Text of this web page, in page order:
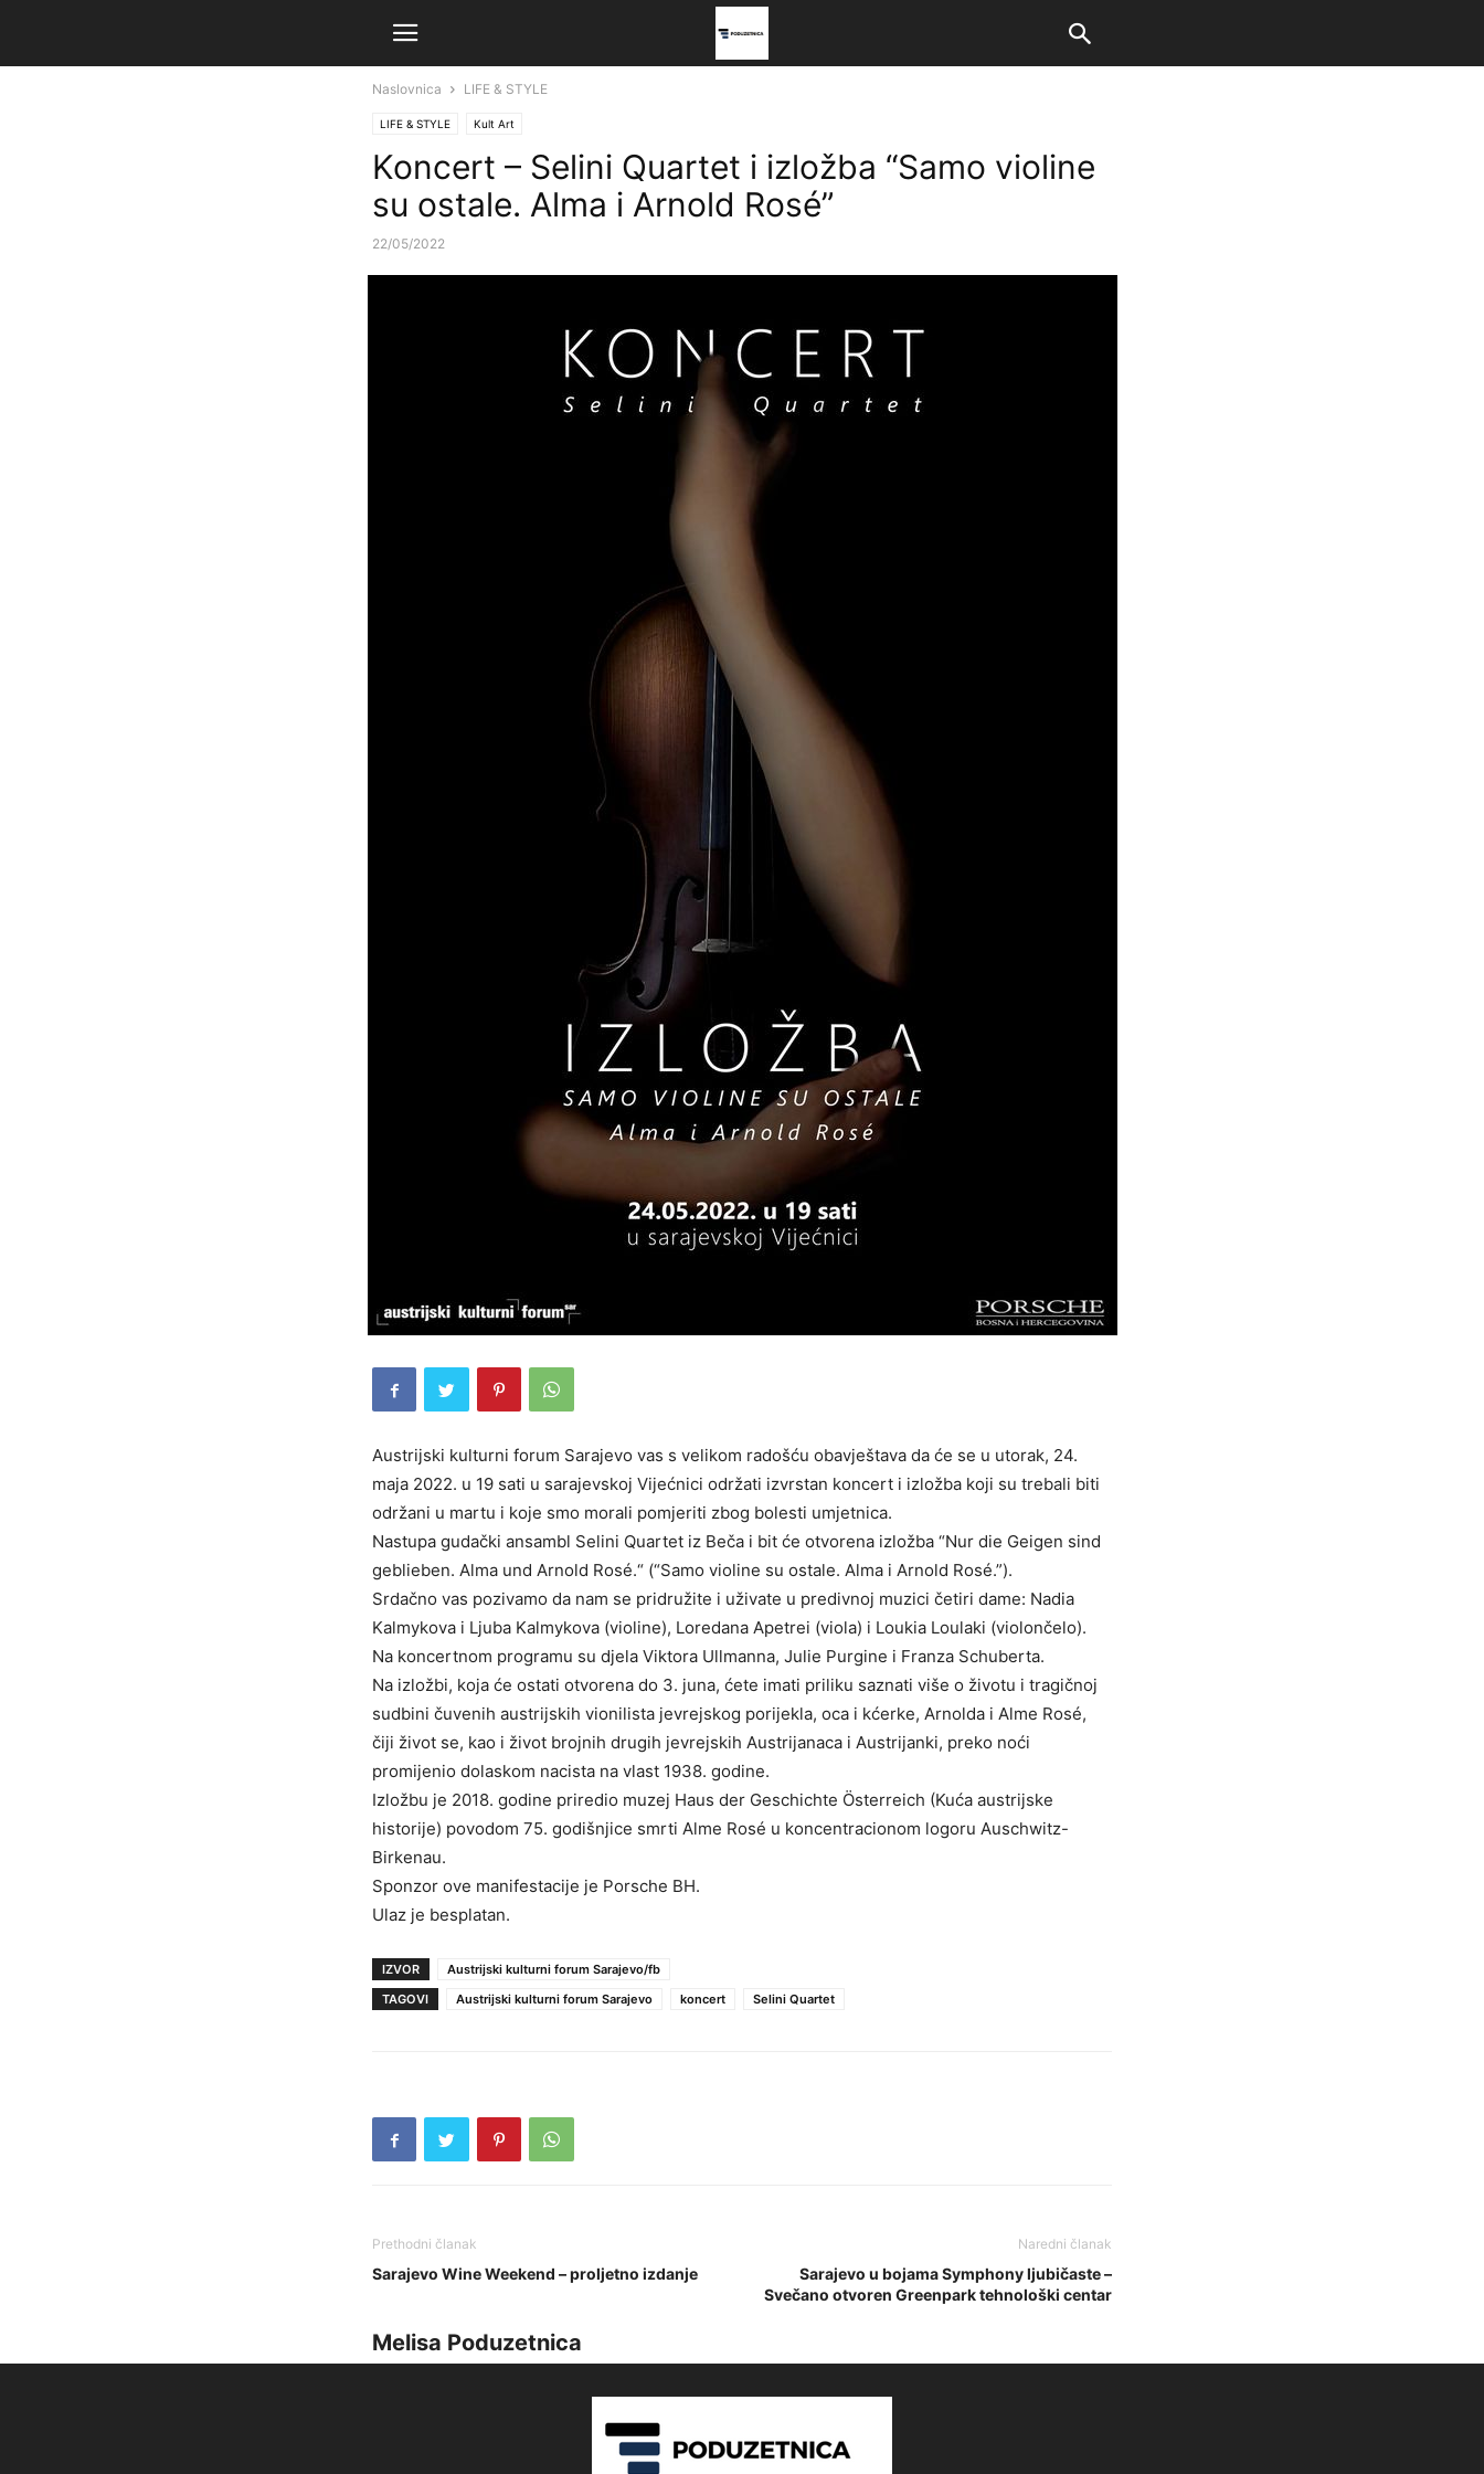
Naslovnica LIFE & STYLE
LIFE & STYLE Kult Art
Koncert – Selini Quartet i izložba “Samo violine
su ostale. Alma i Arnold Rosé”
22/05/2022
Austrijski kulturni forum Sarajevo vas s velikom radošću obavještava da će se u utorak, 24.
maja 2022. u 19 sati u sarajevskoj Vijećnici održati izvrstan koncert i izložba koji su trebali biti
održani u martu i koje smo morali pomjeriti zbog bolesti umjetnica.
Nastupa gudački ansambl Selini Quartet iz Beča i bit će otvorena izložba “Nur die Geigen sind
geblieben. Alma und Arnold Rosé.“ (“Samo violine su ostale. Alma i Arnold Rosé.”).
Srdačno vas pozivamo da nam se pridružite i uživate u predivnoj muzici četiri dame: Nadia
Kalmykova i Ljuba Kalmykova (violine), Loredana Apetrei (viola) i Loukia Loulaki (violončelo).
Na koncertnom programu su djela Viktora Ullmanna, Julie Purgine i Franza Schuberta.
Na izložbi, koja će ostati otvorena do 3. juna, ćete imati priliku saznati više o životu i tragičnoj
sudbini čuvenih austrijskih vionilista jevrejskog porijekla, oca i kćerke, Arnolda i Alme Rosé,
čiji život se, kao i život brojnih drugih jevrejskih Austrijanaca i Austrijanki, preko noći
promijenio dolaskom nacista na vlast 1938. godine.
Izložbu je 2018. godine priredio muzej Haus der Geschichte Österreich (Kuća austrijske
historije) povodom 75. godišnjice smrti Alme Rosé u koncentracionom logoru Auschwitz-
Birkenau.
Sponzor ove manifestacije je Porsche BH.
Ulaz je besplatan.
IZVOR
Austrijski kulturni forum Sarajevo/fb
TAGOVI
Austrijski kulturni forum Sarajevo koncert Selini Quartet
Prethodni članak
Sarajevo Wine Weekend – proljetno izdanje
Naredni članak
Sarajevo u bojama Symphony ljubičaste –
Svečano otvoren Greenpark tehnološki centar
Melisa Poduzetnica